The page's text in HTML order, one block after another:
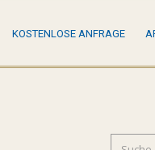
KOSTENLOSE ANFRAGE